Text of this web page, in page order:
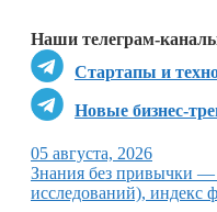
Наши телеграм-
Стартапы и
Новые бизнес-
05 августа, 2026
Знания без привычки —
исследований), индекс